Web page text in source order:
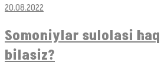
20.08.2022
Somoniylar sulolasi
bilasiz?